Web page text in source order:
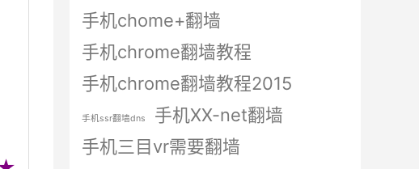
手机chome+翻墙
手机chrome翻墙教程
手机chrome翻墙教程2015
手机ssr翻墙dns
手机XX-net翻墙
手机三目vr需要翻墙